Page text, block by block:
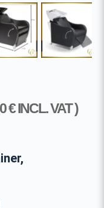
€INCL. VAT )
,